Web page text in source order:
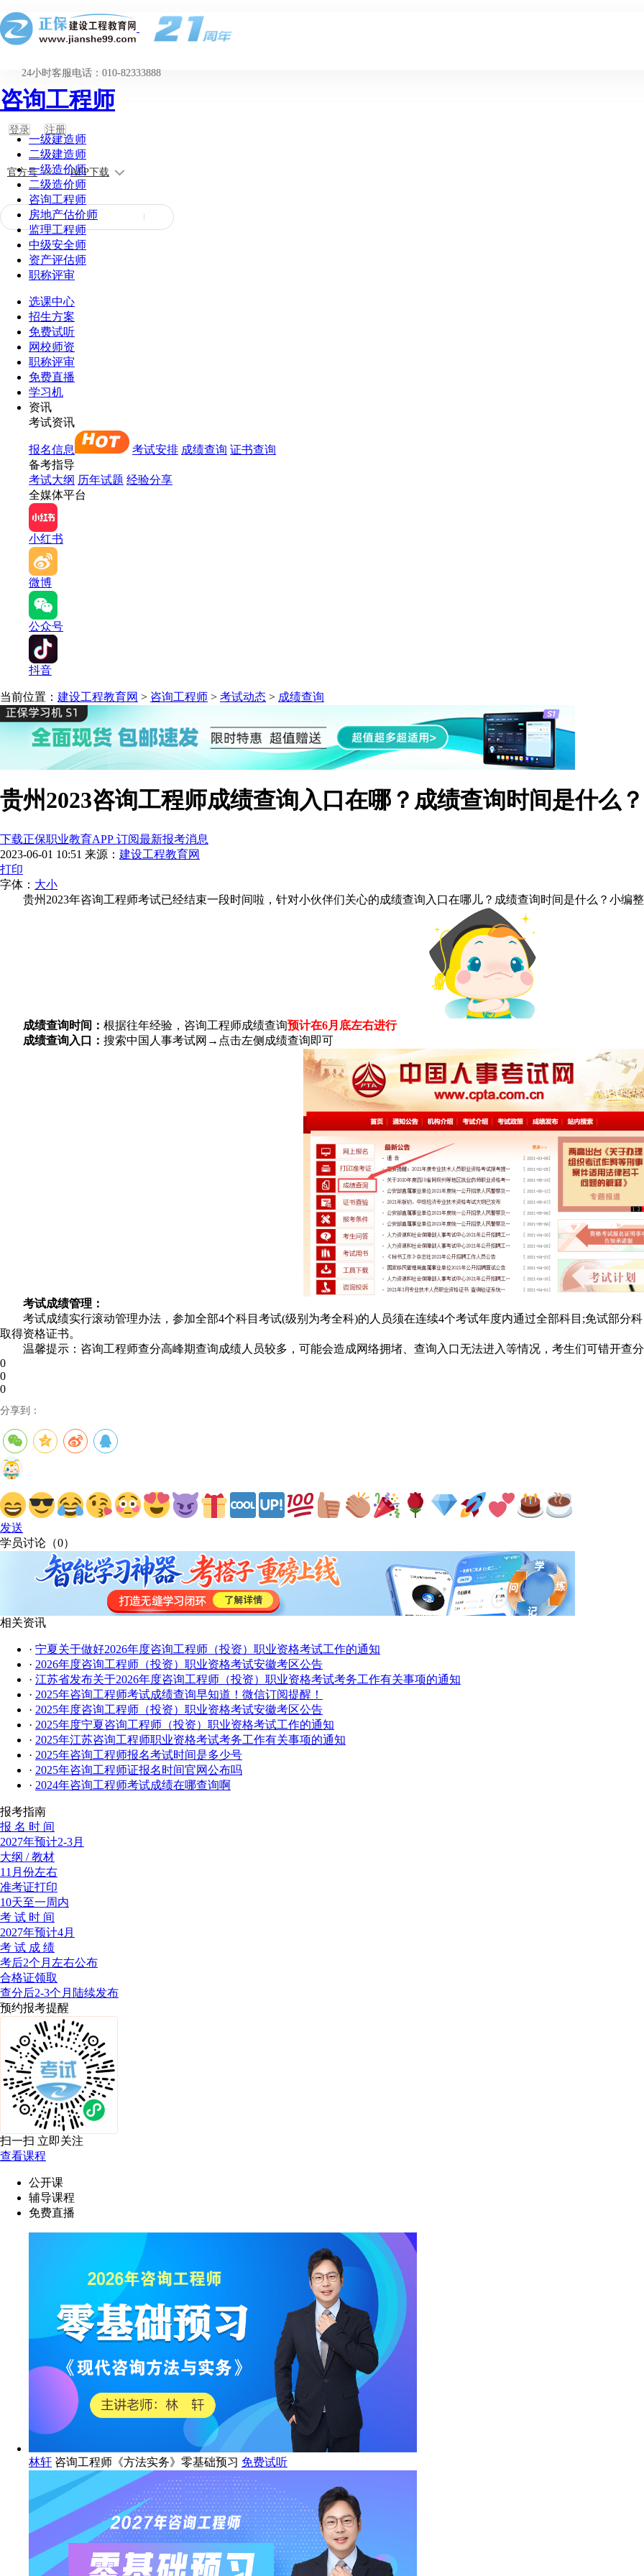
24小时客服电话：010-82333888
登录 注册
官方号 APP下载
咨询工程师
一级建造师
二级建造师
一级造价师
二级造价师
咨询工程师
房地产估价师
监理工程师
中级安全师
资产评估师
职称评审
选课中心
招生方案
免费试听
网校师资
职称评审
免费直播
学习机
资讯
考试资讯
报名信息 考试安排 成绩查询 证书查询
备考指导
考试大纲 历年试题 经验分享
全媒体平台
小红书
微博
公众号
抖音
当前位置： 建设工程教育网 > 咨询工程师 > 考试动态 > 成绩查询
贵州2023咨询工程师成绩查询入口在哪？成绩查询时间是什么？
下载正保职业教育APP 订阅最新报考消息
2023-06-01 10:51 来源： 建设工程教育网
打印
字体： 大小
贵州2023年咨询工程师考试已经结束一段时间啦，针对小伙伴们关心的成绩查询入口在哪儿？成绩查询时间是什么？小编
成绩查询时间： 根据往年经验，咨询工程师成绩查询预计在6月底左右进行
成绩查询入口： 搜索中国人事考试网→点击左侧成绩查询即可
考试成绩管理：
考试成绩实行滚动管理办法，参加全部4个科目考试(级别为考全科)的人员须在连续4个考试年度内通过全部科目;免试部分
取得资格证书。
温馨提示：咨询工程师查分高峰期查询成绩人员较多，可能会造成网络拥堵、查询入口无法进入等情况，考生们可错开查
0
0
0
分享到：
发送
学员讨论（0）
相关资讯
· 宁夏关于做好2026年度咨询工程师（投资）职业资格考试工作的通知
· 2026年度咨询工程师（投资）职业资格考试安徽考区公告
· 江苏省发布关于2026年度咨询工程师（投资）职业资格考试考务工作有关事项的通知
· 2025年咨询工程师考试成绩查询早知道！微信订阅提醒！
· 2025年度咨询工程师（投资）职业资格考试安徽考区公告
· 2025年度宁夏咨询工程师（投资）职业资格考试工作的通知
· 2025年江苏咨询工程师职业资格考试考务工作有关事项的通知
· 2025年咨询工程师报名考试时间是多少号
· 2025年咨询工程师证报名时间官网公布吗
· 2024年咨询工程师考试成绩在哪查询啊
报考指南
报 名 时 间
2027年预计2-3月
大纲 / 教材
11月份左右
准考证打印
10天至一周内
考 试 时 间
2027年预计4月
考 试 成 绩
考后2个月左右公布
合格证领取
查分后2-3个月陆续发布
预约报考提醒
扫一扫 立即关注
查看课程
公开课
辅导课程
免费直播
林轩 咨询工程师《方法实务》零基础预习 免费试听